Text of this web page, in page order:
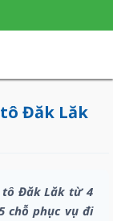
Đăk Lăk
tô Đăk Lăk từ 4
chỗ phục vụ đi